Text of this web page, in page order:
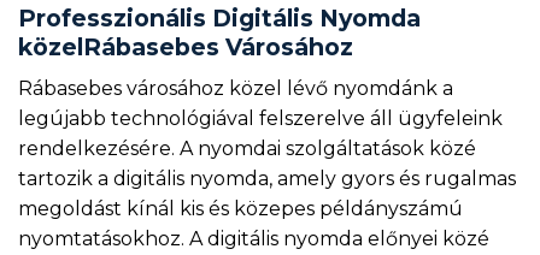
Professzionális Digitális Nyomda
közelRábasebes Városához
Rábasebes városához közel lévő nyomdánk a
legújabb technológiával felszerelve áll ügyfeleink
rendelkezésére. A nyomdai szolgáltatások közé
tartozik a digitális nyomda, amely gyors és rugalmas
megoldást kínál kis és közepes példányszámú
nyomtatásokhoz. A digitális nyomda előnyei közé